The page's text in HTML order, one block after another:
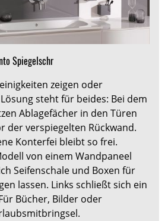
Spiegelschr
zeigen oder
steht für beides: Bei dem
Ablagefächer in den Türen
der verspiegelten Rückwand.
Konterfei bleibt so frei.
von einem Wandpaneel
Seifenschale und Boxen für
lassen. Links schließt sich ein
Bücher, Bilder oder